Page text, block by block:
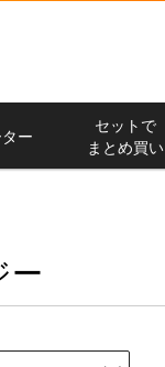
ー
セットで
まとめ買い
ー